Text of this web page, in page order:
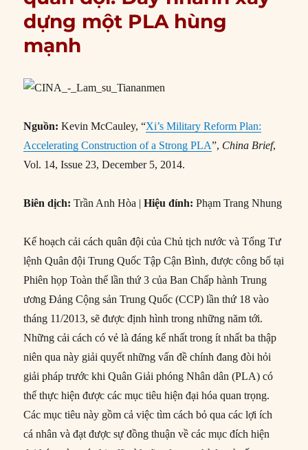
dựng một PLA hùng
mạnh
Nguồn: Kevin McCauley, “Xi’s Military Reform Plan:
Accelerating Construction of a Strong PLA”, China Brief,
Vol. 14, Issue 23, December 5, 2014.
Biên dịch: Trần Anh Hòa |Hiệu đính: Phạm Trang Nhung
Kế hoạch cải cách quân đội của Chủ tịch nước và Tổng Tư
lệnh Quân đội Trung Quốc Tập Cận Bình, được công bố tại
Phiên họp Toàn thể lần thứ 3 của Ban Chấp hành Trung
ương Đảng Cộng sản Trung Quốc (CCP) lần thứ 18 vào
tháng 11/2013, sẽ được định hình trong những năm tới.
Những cải cách có vẻ là đáng kể nhất trong ít nhất ba thập
niên qua này giải quyết những vấn đề chính đang đòi hỏi
giải pháp trước khi Quân Giải phóng Nhân dân (PLA) có
thể thực hiện được các mục tiêu hiện đại hóa quan trọng.
Các mục tiêu này gồm cả việc tìm cách bỏ qua các lợi ích
cá nhân và đạt được sự đồng thuận về các mục đích hiện